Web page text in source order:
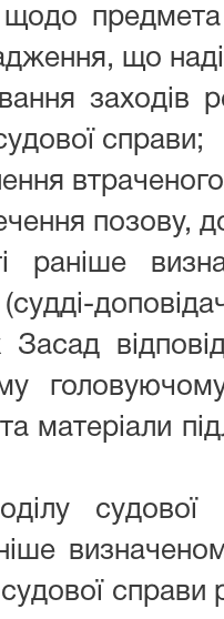
щодо
що
заходів
справи;
позову,
раніше
матеріали